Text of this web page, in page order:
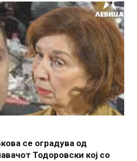
се оградува од
Тодоровски кој со